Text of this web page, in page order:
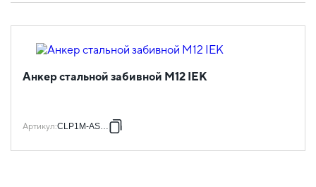
Анкер стальной забивной М12 IEK
Артикул:CLP1M-AS-12